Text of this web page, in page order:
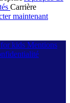
Carrière
maintenant
for kids Mentions